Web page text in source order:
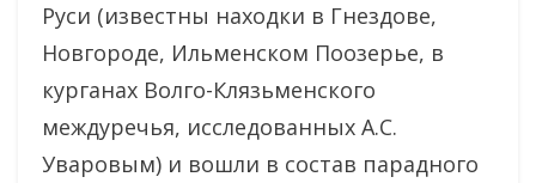
Руси (известны находки в Гнездове,
Новгороде, Ильменском Поозерье, в
курганах Волго-Клязьменского
междуречья, исследованных А.С.
Уваровым) и вошли в состав парадного